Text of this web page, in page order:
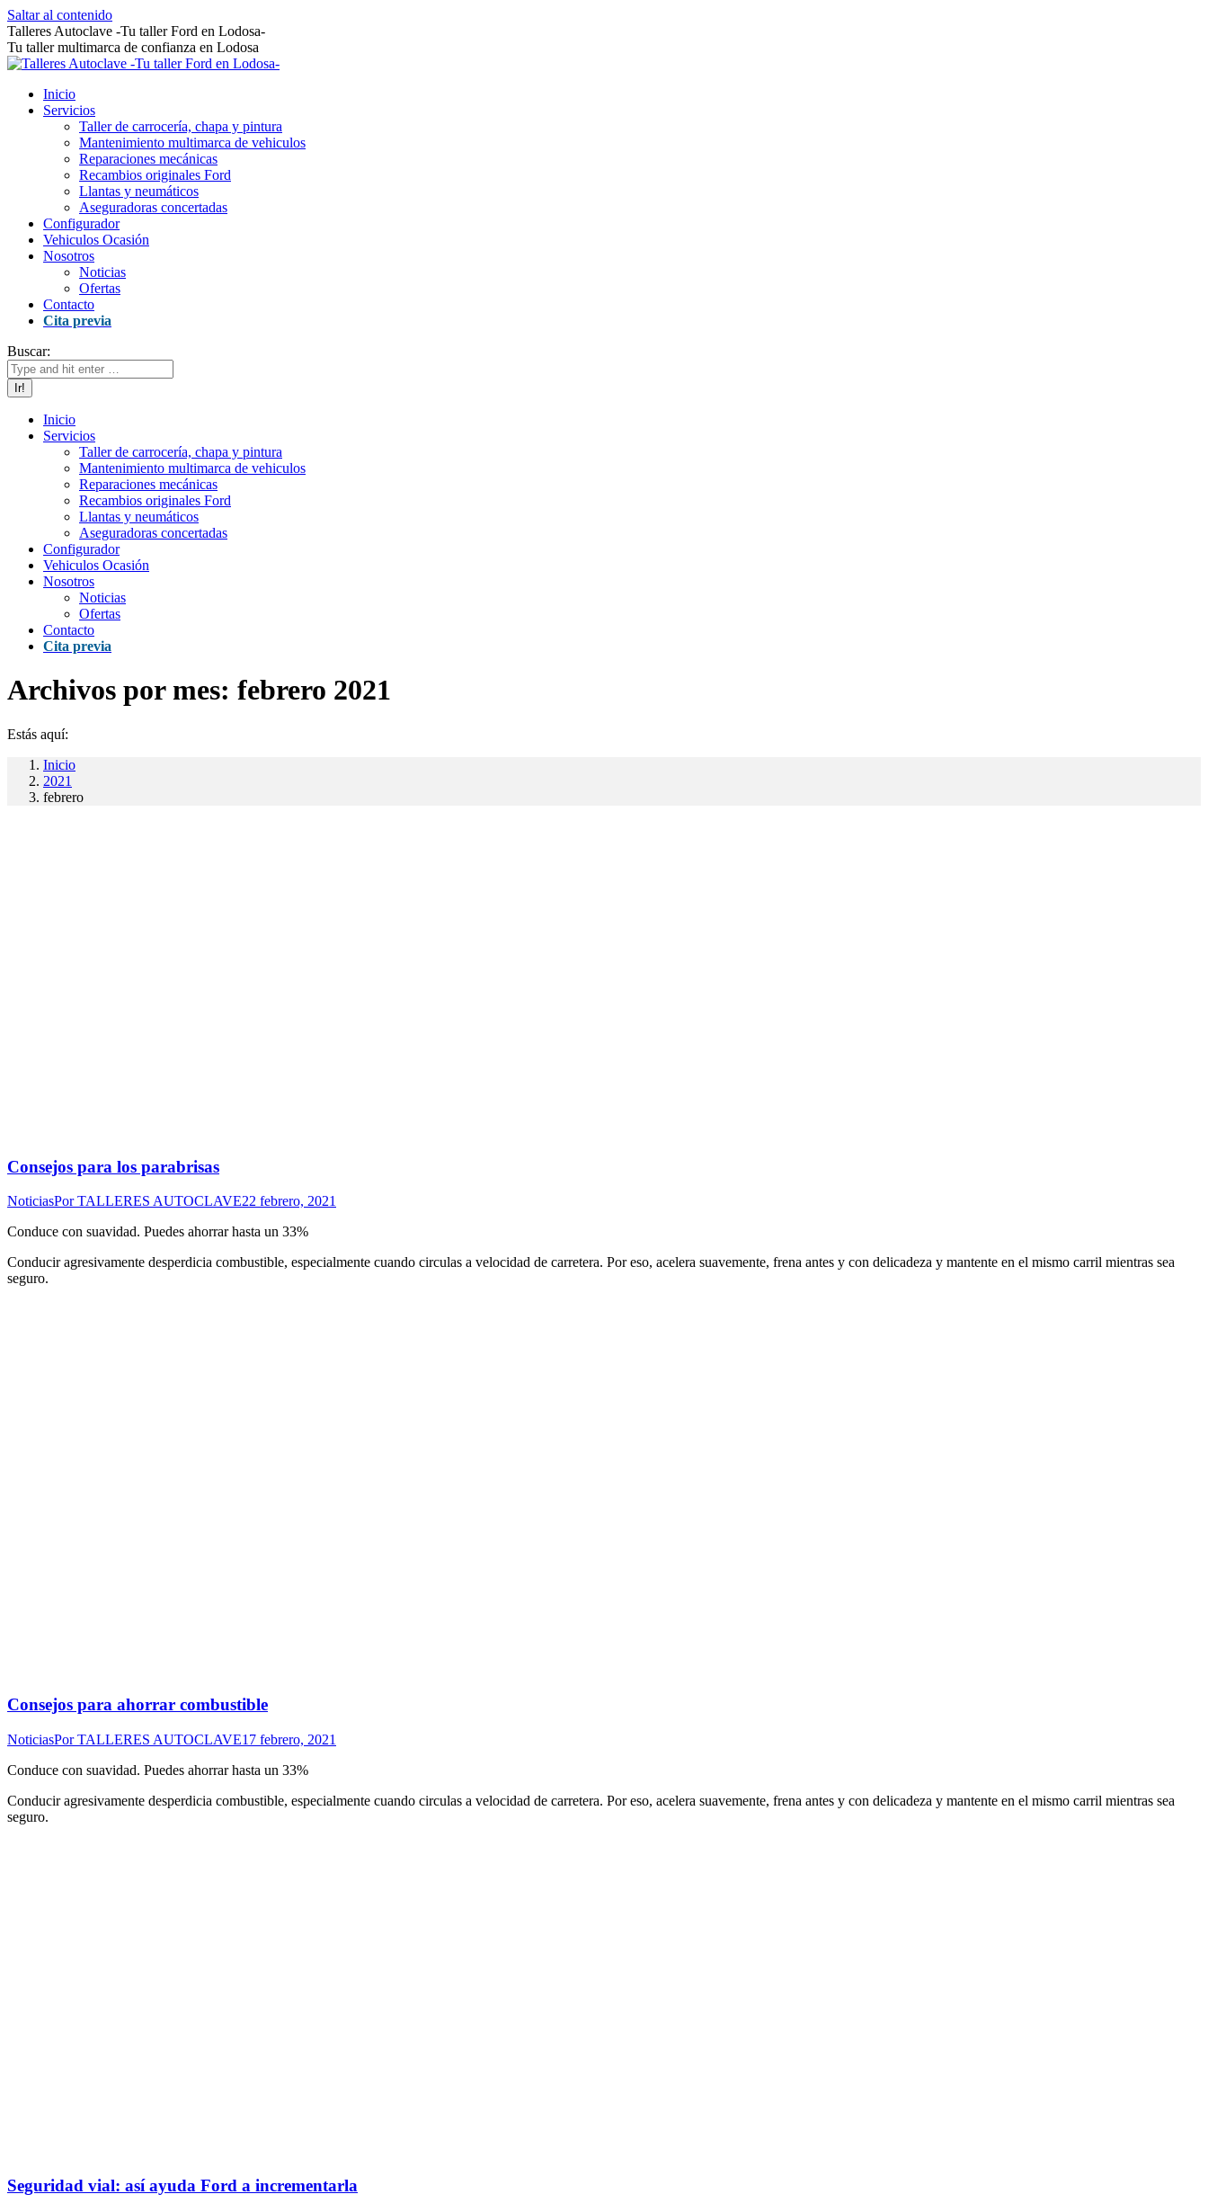
Saltar al contenido
Talleres Autoclave -Tu taller Ford en Lodosa-
Tu taller multimarca de confianza en Lodosa
Inicio
Servicios
Taller de carrocería, chapa y pintura
Mantenimiento multimarca de vehiculos
Reparaciones mecánicas
Recambios originales Ford
Llantas y neumáticos
Aseguradoras concertadas
Configurador
Vehiculos Ocasión
Nosotros
Noticias
Ofertas
Contacto
Cita previa
Buscar:
Inicio
Servicios
Taller de carrocería, chapa y pintura
Mantenimiento multimarca de vehiculos
Reparaciones mecánicas
Recambios originales Ford
Llantas y neumáticos
Aseguradoras concertadas
Configurador
Vehiculos Ocasión
Nosotros
Noticias
Ofertas
Contacto
Cita previa
Archivos por mes: febrero 2021
Estás aquí:
Inicio
2021
febrero
Consejos para los parabrisas
NoticiasPorTALLERES AUTOCLAVE22 febrero, 2021
Conduce con suavidad. Puedes ahorrar hasta un 33%
Conducir agresivamente desperdicia combustible, especialmente cuando circulas a velocidad de carretera. Por eso, acelera suavemente, frena antes y con delicadeza y mantente en el mismo carril mientras sea
seguro.
Consejos para ahorrar combustible
NoticiasPorTALLERES AUTOCLAVE17 febrero, 2021
Conduce con suavidad. Puedes ahorrar hasta un 33%
Conducir agresivamente desperdicia combustible, especialmente cuando circulas a velocidad de carretera. Por eso, acelera suavemente, frena antes y con delicadeza y mantente en el mismo carril mientras sea
seguro.
Seguridad vial: así ayuda Ford a incrementarla